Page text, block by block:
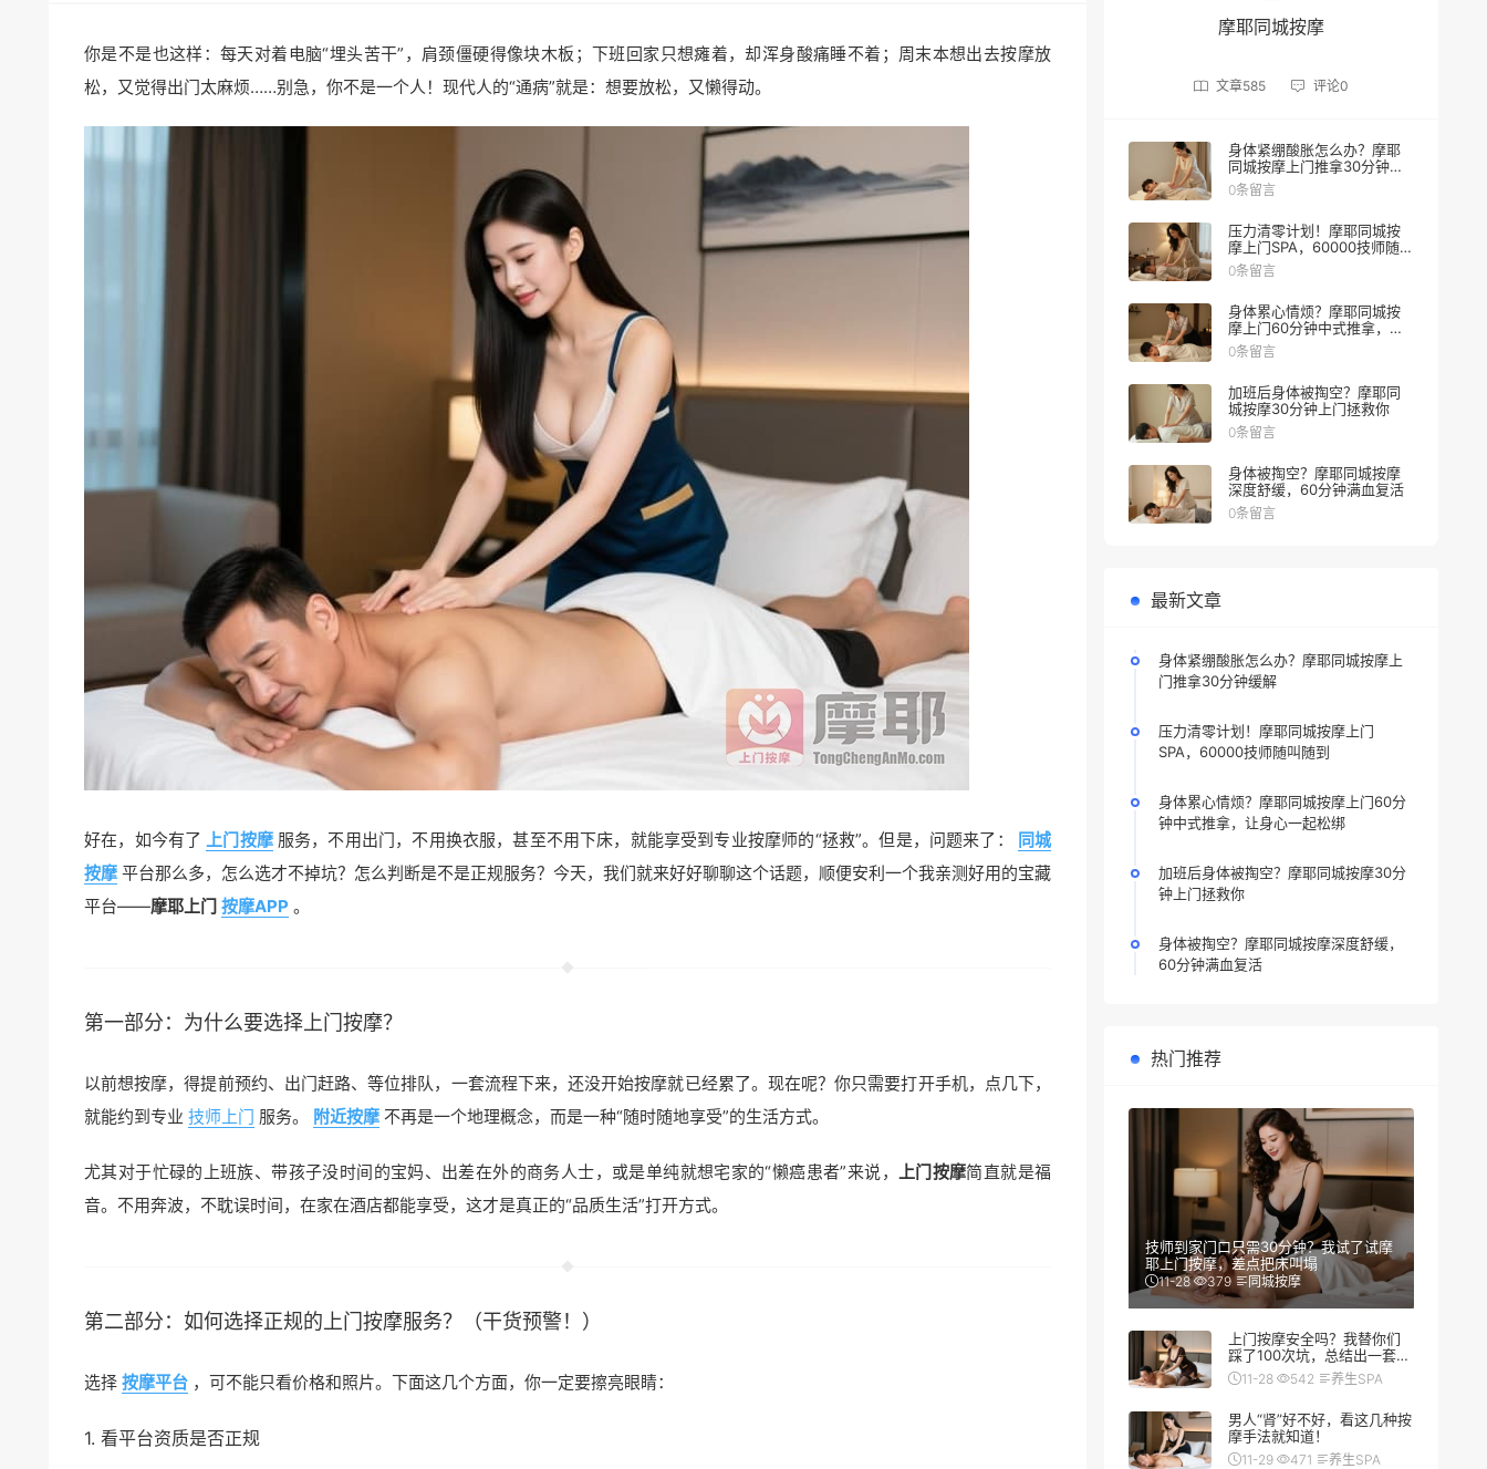
你是不是也这样：每天对着电脑“埋头苦干”，肩颈僵硬得像块木板；下班回家只想瘫着，却浑身酸痛睡不着；周末本想出去按摩放
松，又觉得出门太麻烦……别急，你不是一个人！现代人的“通病”就是：想要放松，又懒得动。
好在，如今有了 上门按摩 服务，不用出门，不用换衣服，甚至不用下床，就能享受到专业按摩师的“拯救”。但是，问题来了：
同城
按摩 平台那么多，怎么选才不掉坑？怎么判断是不是正规服务？今天，我们就来好好聊聊这个话题，顺便安利一个我亲测好用的宝藏
平台——摩耶上门 按摩APP 。
第一部分：为什么要选择上门按摩？
以前想按摩，得提前预约、出门赶路、等位排队，一套流程下来，还没开始按摩就已经累了。现在呢？你只需要打开手机，点几下，
就能约到专业 技师上门 服务。 附近按摩 不再是一个地理概念，而是一种“随时随地享受”的生活方式。
尤其对于忙碌的上班族、带孩子没时间的宝妈、出差在外的商务人士，或是单纯就想宅家的“懒癌患者”来说， 上门按摩简直就是福
音。不用奔波，不耽误时间，在家在酒店都能享受，这才是真正的“品质生活”打开方式。
第二部分：如何选择正规的上门按摩服务？（干货预警！）
选择 按摩平台 ，可不能只看价格和照片。下面这几个方面，你一定要擦亮眼睛：
1. 看平台资质是否正规
摩耶同城按摩
文章585 评论0
身体紧绷酸胀怎么办？摩耶
同城按摩上门推拿30分钟缓
解
0条留言
压力清零计划！摩耶同城按
摩上门SPA，60000技师随叫
随到
0条留言
身体累心情烦？摩耶同城按
摩上门60分钟中式推拿，让
身心一起松绑
0条留言
加班后身体被掏空？摩耶同
城按摩30分钟上门拯救你
0条留言
身体被掏空？摩耶同城按摩
深度舒缓，60分钟满血复活
0条留言
最新文章
身体紧绷酸胀怎么办？摩耶同城按摩上
门推拿30分钟缓解
压力清零计划！摩耶同城按摩上门
SPA，60000技师随叫随到
身体累心情烦？摩耶同城按摩上门60分
钟中式推拿，让身心一起松绑
加班后身体被掏空？摩耶同城按摩30分
钟上门拯救你
身体被掏空？摩耶同城按摩深度舒缓，
60分钟满血复活
热门推荐
技师到家门口只需30分钟？我试了试摩
耶上门按摩，差点把床叫塌
11-28 379 同城按摩
上门按摩安全吗？我替你们
踩了100次坑，总结出一套防
翻车秘籍
11-28 542 养生SPA
男人“肾”好不好，看这几种按
摩手法就知道！
11-29 471 养生SPA